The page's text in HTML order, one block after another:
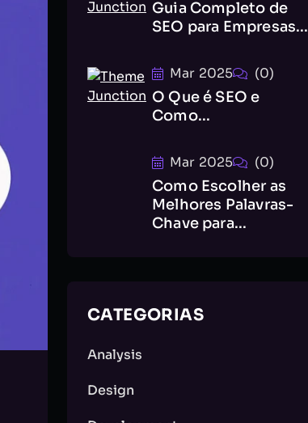
Guia Completo de
SEO para Empresas...
Mar 2025 (0)
O Que é SEO e
Como...
Mar 2025 (0)
Como Escolher as
Melhores Palavras-
Chave para...
CATEGORIAS
Analysis
Design